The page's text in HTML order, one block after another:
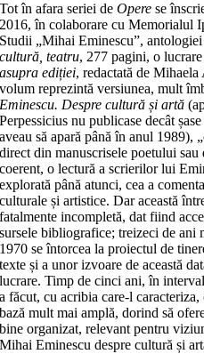
Tot în afara seriei deOpere se
2016, în colaborare cu Memorialul
Studii „Mihai Eminescu”,
cultură, teatru, 277 pagini, o
asupra ediției, redactată de
volum reprezintă versiunea, mult
Eminescu. Despre cultură și artă
Perpessicius nu publicase decât
aveau să apară până în anul 1989),
direct din manuscrisele poetului
coerent, o lectură a scrierilor lui
explorată până atunci, cea a
culturale și artistice. Dar această
fatalmente incompletă, dat fiind
sursele bibliografice; treizeci de
1970 se întorcea la proiectul de
texte și a unor izvoare de această
lucrare. Timp de cinci ani, în
a făcut, cu acribia care-l
bază mult mai amplă, dorind să
bine organizat, relevant pentru
Mihai Eminescu despre cultură și